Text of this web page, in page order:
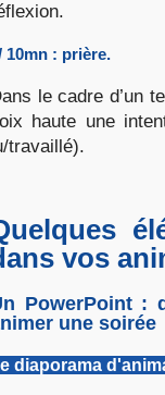
10mn : prière.
le cadre d’un
haute une
travaillé).
vos
PowerPoint :
une soirée
diaporama